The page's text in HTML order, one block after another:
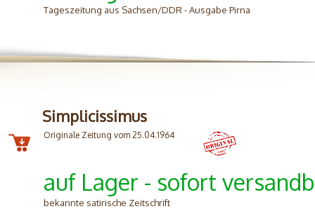
Tageszeitung aus Sachsen/DDR - Ausgabe Pirna
Simplicissimus
Originale Zeitung vom 25.04.1964
auf Lager - sofort
bekannte satirische Zeitschrift